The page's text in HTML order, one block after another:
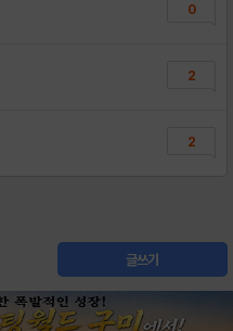
0
2
2
글쓰기